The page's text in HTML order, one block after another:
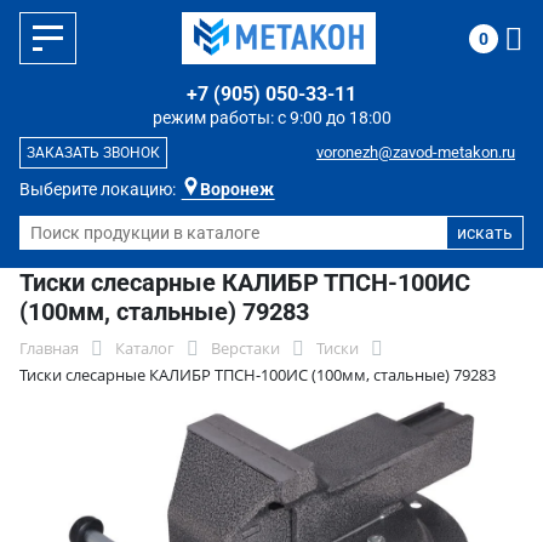
Выберите локацию: Воронеж
режим работы: с 9:00 до 18:00
+7 (905) 050-33-11
voronezh@zavod-metakon.ru
ЗАКАЗАТЬ ЗВОНОК
0
Тиски слесарные КАЛИБР ТПСН-100ИС
(100мм, стальные) 79283
Главная Каталог Верстаки
Тиски
Тиски слесарные КАЛИБР ТПСН-100ИС (100мм, стальные) 79283